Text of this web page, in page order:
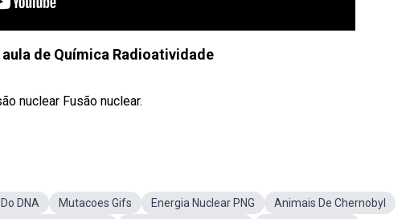
aula de Química Radioatividade
nuclear Fusão nuclear.
DNA Mutacoes Gifs Energia Nuclear PNG
Animais De Chernobyl